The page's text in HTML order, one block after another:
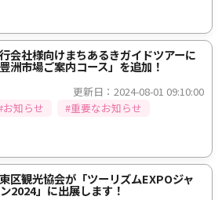
会社様向けまちあるきガイドツアーに
洲市場ご案内コース」を追加！
更新日：2024-08-01 09:10:00
お知らせ
#重要なお知らせ
区観光協会が「ツーリズムEXPOジャ
2024」に出展します！